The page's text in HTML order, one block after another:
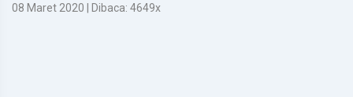
08 Maret 2020 | Dibaca: 4649x